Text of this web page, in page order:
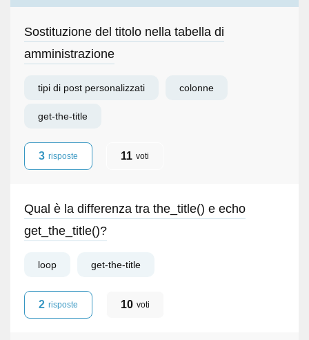
Sostituzione del titolo nella tabella di
amministrazione
tipi di post personalizzati colonne
get-the-title
3 risposte 11 voti
Qual è la differenza tra the_title() e echo
get_the_title()?
loop get-the-title
2 risposte 10 voti